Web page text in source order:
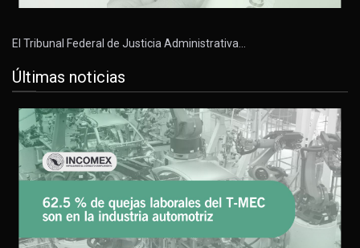
El Tribunal Federal de Justicia Administrativa…
Últimas noticias